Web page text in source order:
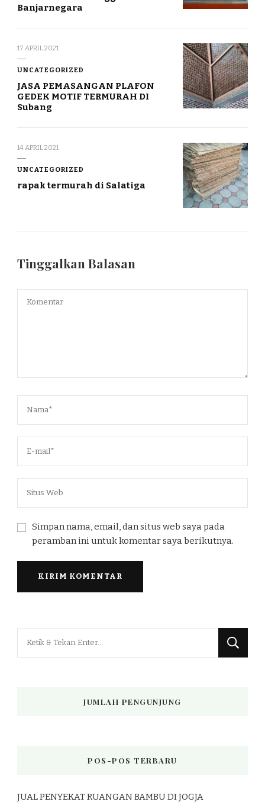
Banjarnegara
17 APRIL 2021
UNCATEGORIZED
JASA PEMASANGAN PLAFON
GEDEK MOTIF TERMURAH DI
Subang
14 APRIL 2021
UNCATEGORIZED
rapak termurah di Salatiga
Tinggalkan Balasan
Simpan nama, email, dan situs web saya pada
peramban ini untuk komentar saya berikutnya.
JUMLAH PENGUNJUNG
POS-POS TERBARU
JUAL PENYEKAT RUANGAN BAMBU DI JOGJA